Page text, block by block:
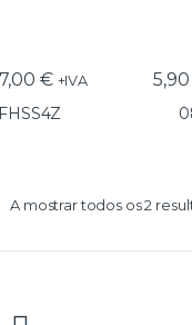
€ +IVA 5,90
A mostrar todos os 2